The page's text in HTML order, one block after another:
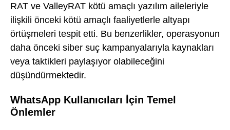
RAT ve ValleyRAT kötü amaçlı yazılım aileleriyle
ilişkili önceki kötü amaçlı faaliyetlerle altyapı
örtüşmeleri tespit etti. Bu benzerlikler, operasyonun
daha önceki siber suç kampanyalarıyla kaynakları
veya taktikleri paylaşıyor olabileceğini
düşündürmektedir.
WhatsApp Kullanıcıları İçin Temel
Önlemler